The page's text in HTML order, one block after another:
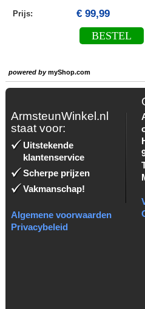
Prijs: € 99,99
BESTEL
powered bymyShop.com
ArmsteunWinkel.nl
staat voor:
Uitstekende
klantenservice
Scherpe prijzen
Vakmanschap!
Algemene voorwaarden
Privacybeleid